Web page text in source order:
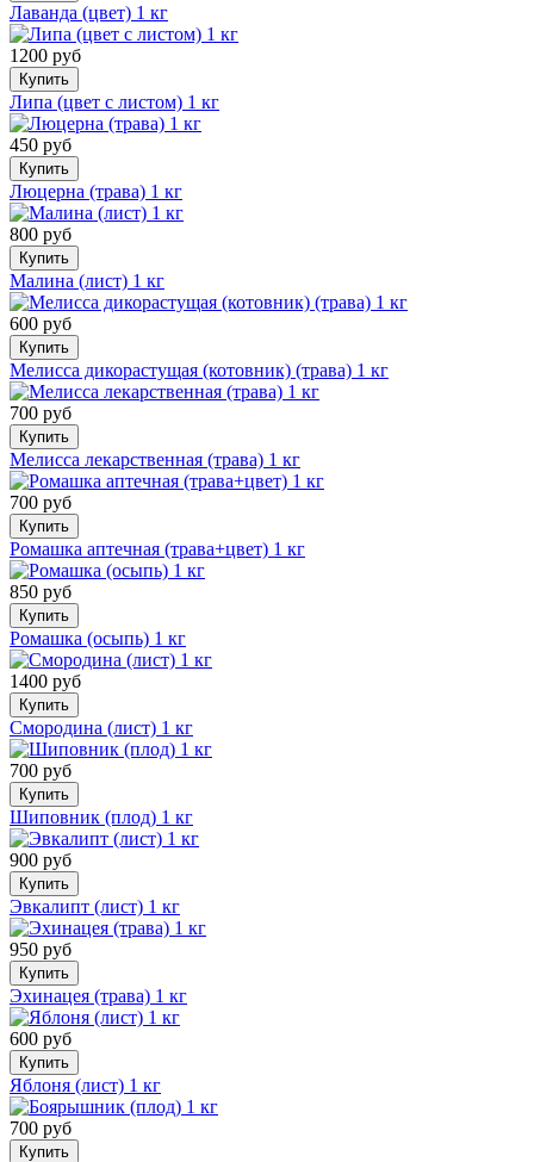
Лаванда (цвет) 1 кг
1200 руб
Купить
Липа (цвет с листом) 1 кг
450 руб
Купить
Люцерна (трава) 1 кг
800 руб
Купить
Малина (лист) 1 кг
600 руб
Купить
Мелисса дикорастущая (котовник) (трава) 1 кг
700 руб
Купить
Мелисса лекарственная (трава) 1 кг
700 руб
Купить
Ромашка аптечная (трава+цвет) 1 кг
850 руб
Купить
Ромашка (осыпь) 1 кг
1400 руб
Купить
Смородина (лист) 1 кг
700 руб
Купить
Шиповник (плод) 1 кг
900 руб
Купить
Эвкалипт (лист) 1 кг
950 руб
Купить
Эхинацея (трава) 1 кг
600 руб
Купить
Яблоня (лист) 1 кг
700 руб
Купить